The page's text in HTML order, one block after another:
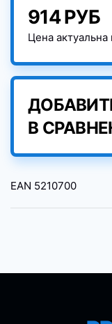
914 РУБ
Цена
В
EAN 5210700